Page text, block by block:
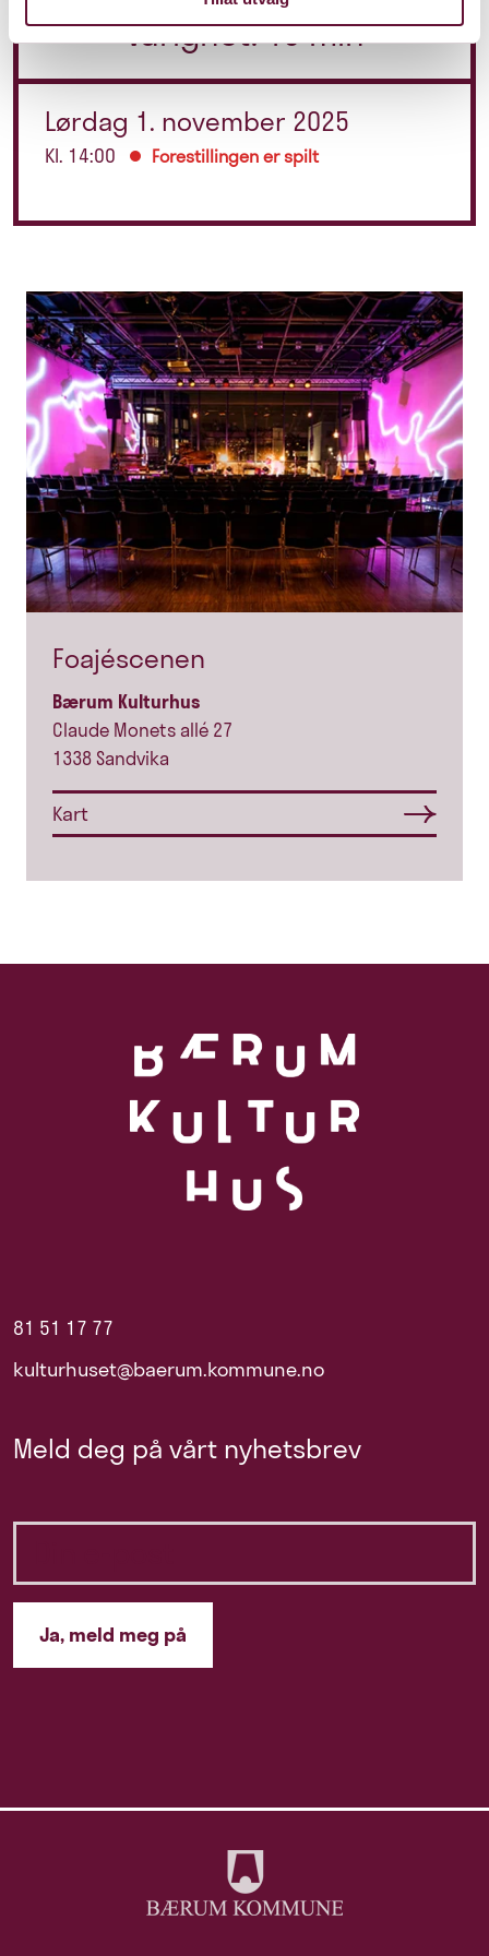
Varighet: 45 min
Lørdag 1. november 2025
Kl. 14:00 Forestillingen er spilt
Foajéscenen
Bærum Kulturhus
Claude Monets allé 27
1338 Sandvika
Kart
81 51 17 77
kulturhuset@baerum.kommune.no
Meld deg på vårt nyhetsbrev